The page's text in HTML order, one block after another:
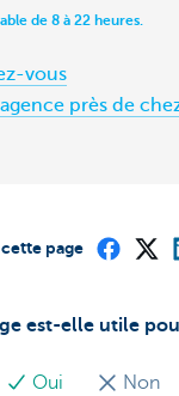
de 8 à 22 heures.
vous
agence près de
est-elle utile
Oui Non
page